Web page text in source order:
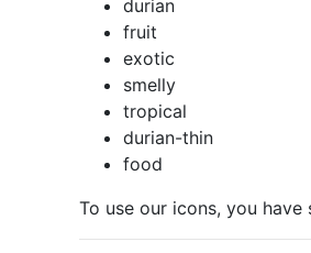
durian
fruit
exotic
smelly
tropical
durian-thin
food
To use our icons, you have